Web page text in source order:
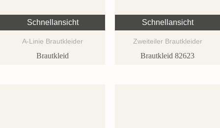
Schnellansicht
A-Linie Brautkleider
Brautkleid
Schnellansicht
Zweiteiler Brautkleider
Brautkleid 82623